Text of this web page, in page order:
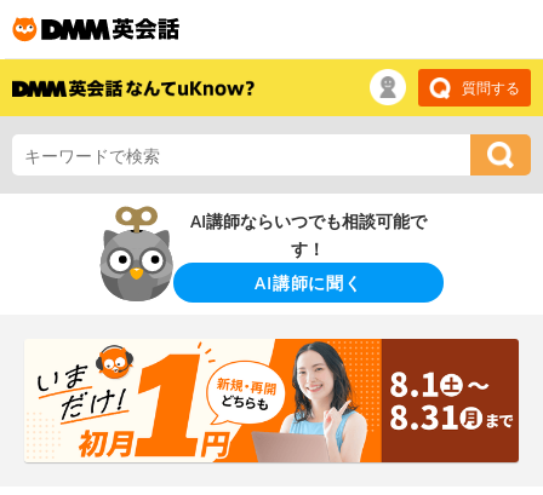
質問する
AI講師ならいつでも相談可能で
す！
AI講師に聞く